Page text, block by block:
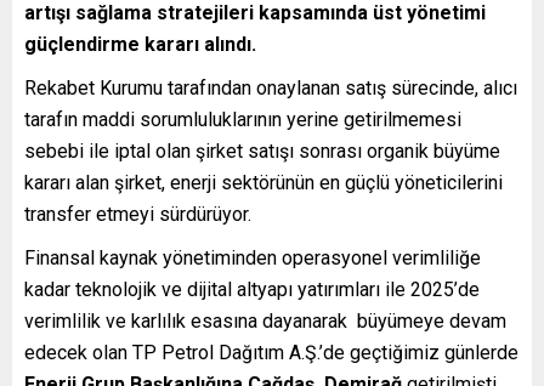
artışı sağlama stratejileri kapsamında üst yönetimi
güçlendirme kararı alındı.
Rekabet Kurumu tarafından onaylanan satış sürecinde, alıcı
tarafın maddi sorumluluklarının yerine getirilmemesi
sebebi ile iptal olan şirket satışı sonrası organik büyüme
kararı alan şirket, enerji sektörünün en güçlü yöneticilerini
transfer etmeyi sürdürüyor.
Finansal kaynak yönetiminden operasyonel verimliliğe
kadar teknolojik ve dijital altyapı yatırımları ile 2025’de
verimlilik ve karlılık esasına dayanarak büyümeye devam
edecek olan TP Petrol Dağıtım A.Ş.’de geçtiğimiz günlerde